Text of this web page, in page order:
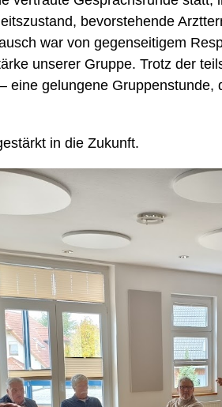
bevorstehende
war von gegenseitigem
unserer Gruppe. Trotz der
eine gelungene
in die Zukunft.